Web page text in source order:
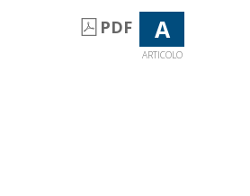
PDF A
ARTICOLO